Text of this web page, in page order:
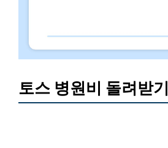
토스 병원비 돌려받기